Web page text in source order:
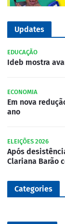
Updates
EDUCAÇÃO
Ideb mostra
ECONOMIA
Em nova
ano
ELEIÇÕES 2026
Após
Clariana Barão
Categories